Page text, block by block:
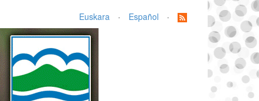
Euskara · Español ·